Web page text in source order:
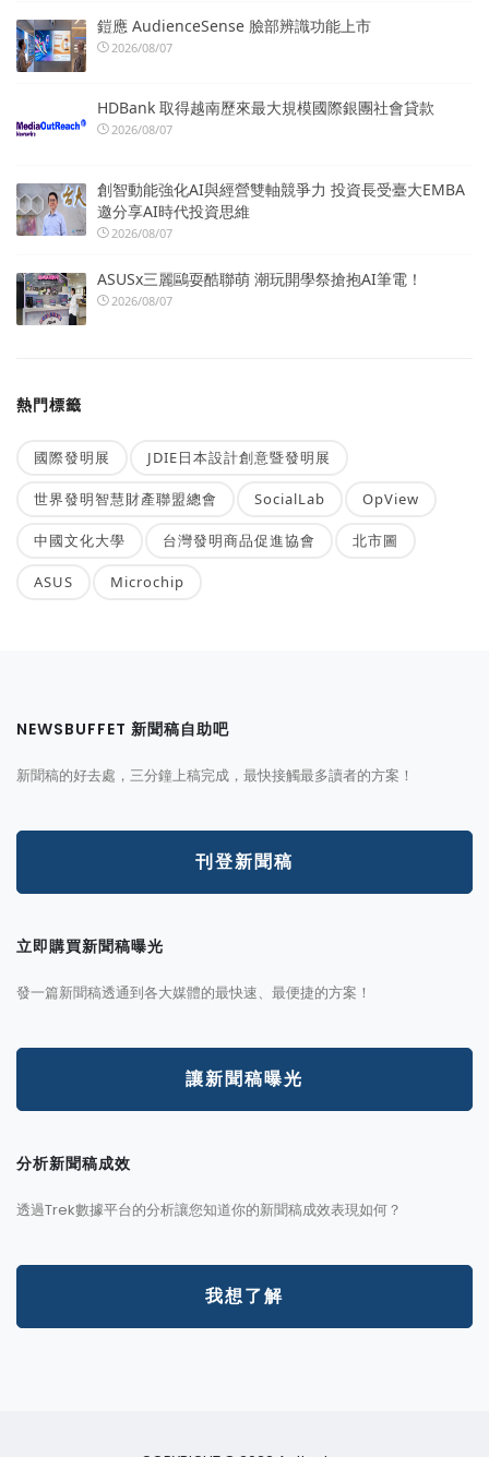
鎧應 AudienceSense 臉部辨識功能上市
2026/08/07
HDBank 取得越南歷來最大規模國際銀團社會貸款
2026/08/07
創智動能強化AI與經營雙軸競爭力 投資長受臺大EMBA
邀分享AI時代投資思維
2026/08/07
ASUSx三麗鷗耍酷聯萌 潮玩開學祭搶抱AI筆電！
2026/08/07
熱門標籤
國際發明展 JDIE日本設計創意暨發明展
世界發明智慧財產聯盟總會 SocialLab OpView
中國文化大學 台灣發明商品促進協會 北市圖
ASUS Microchip
NEWSBUFFET 新聞稿自助吧
新聞稿的好去處，三分鐘上稿完成，最快接觸最多讀者的方案！
刊登新聞稿
立即購買新聞稿曝光
發一篇新聞稿透通到各大媒體的最快速、最便捷的方案！
讓新聞稿曝光
分析新聞稿成效
透過Trek數據平台的分析讓您知道你的新聞稿成效表現如何？
我想了解